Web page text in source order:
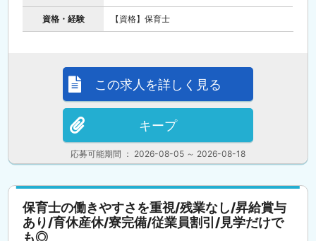
資格・経験 【資格】保育士
応募可能期間 ： 2026-08-05 ～ 2026-08-18
この求人を詳しく見る
キープ
保育士の働きやすさを重視/残業なし/昇給賞与
あり/育休産休/寮完備/従業員割引/見学だけで
も◎